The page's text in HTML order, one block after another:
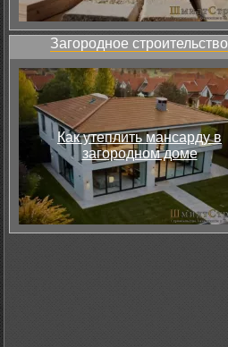
Загородное строительство
Как утеплить мансарду в
загородном доме